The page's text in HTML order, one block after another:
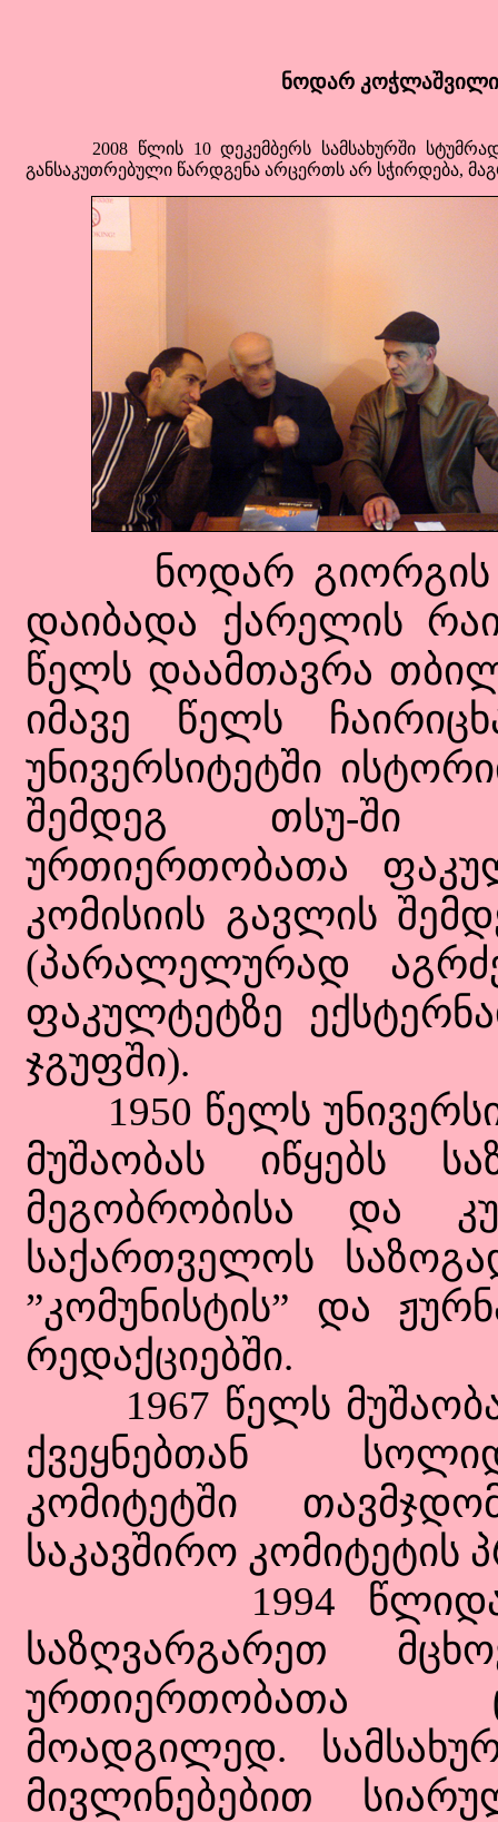
ნოდარ
2008 წლის 10 დეკემბერს სამსახურში სტუმრად
განსაკუთრებული წარდგენა არცერთს არ სჭირდება,
ნოდარ გიორგის
დაიბადა ქარელის
წელს დაამთავრა
იმავე წელს
უნივერსიტეტში
შემდეგ თსუ-ში
ურთიერთობათა
კომისიის გავლის
(პარალელურად
ფაკულტეტზე
ჯგუფში).
1950 წელს
მუშაობას იწყებს
მეგობრობისა და
საქართველოს
”კომუნისტის” და
რედაქციებში.
1967 წელს
ქვეყნებთან
კომიტეტში
საკავშირო კომიტეტის
1994 წლიდან
საზღვარგარეთ
ურთიერთობათა
მოადგილედ.
მივლინებებით